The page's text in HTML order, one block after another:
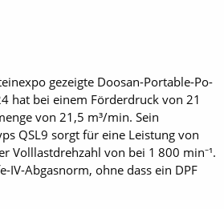
gezeigte Doosan-Portable-Po­
hat bei einem Förderdruck von 21
von 21,5 m³/min. Sein
QSL9 sorgt für eine Leistung von
Volllastdrehzahl von bei 1 800 min⁻¹.
IV-Abgasnorm, ohne dass ein DPF